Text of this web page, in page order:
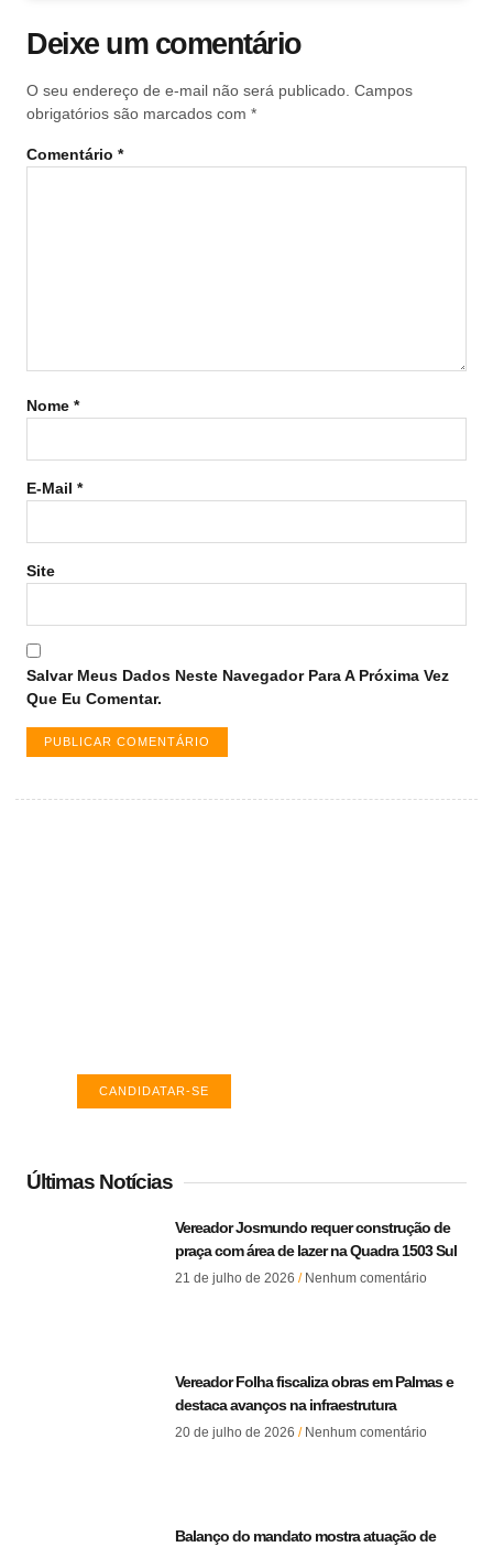
Deixe um comentário
O seu endereço de e-mail não será publicado. Campos
obrigatórios são marcados com *
Comentário *
Nome *
E-Mail *
Site
Salvar Meus Dados Neste Navegador Para A Próxima Vez
Que Eu Comentar.
CANDIDATAR-SE
Últimas Notícias
Vereador Josmundo requer construção de
praça com área de lazer na Quadra 1503 Sul
21 de julho de 2026 Nenhum comentário
Vereador Folha fiscaliza obras em Palmas e
destaca avanços na infraestrutura
20 de julho de 2026 Nenhum comentário
Balanço do mandato mostra atuação de